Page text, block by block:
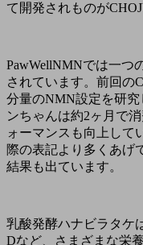
て開発されものが
PawWellNMNでは一つ
されています。前回の
分量のNMN設定を研
ンちゃんは約2ヶ月で
ォーマンスも向上して
際の表記より多くあげ
結果も出ています。
乳酸発酵ハナビラタケ
Dなど、さまざまな栄